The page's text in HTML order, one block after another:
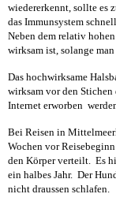
wiedererkennt, sollte es
das Immunsystem
Neben dem relativ
wirksam ist, solange
Das hochwirksame
wirksam vor den
Internet erworben
Bei Reisen in
Wochen vor
den Körper verteilt. Es
ein halbes Jahr. Der
nicht draussen schlafen.